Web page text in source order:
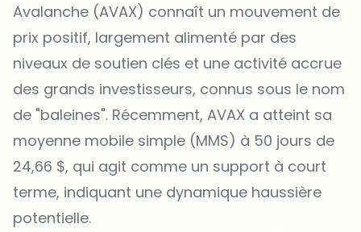
Avalanche (AVAX) connaît un mouvement de
prix positif, largement alimenté par des
niveaux de soutien clés et une activité accrue
des grands investisseurs, connus sous le nom
de "baleines". Récemment, AVAX a atteint sa
moyenne mobile simple (MMS) à 50 jours de
24,66 $, qui agit comme un support à court
terme, indiquant une dynamique haussière
potentielle.